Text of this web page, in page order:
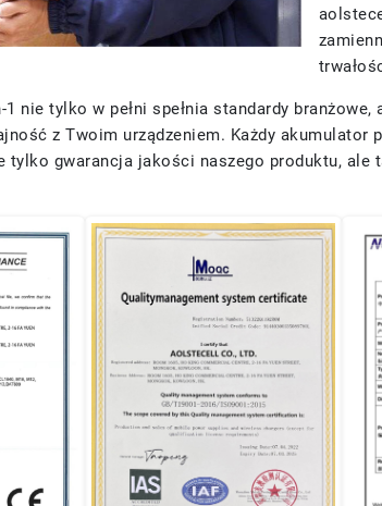
nie tylko w pełni spełnia standardy
z Twoim urządzeniem. Każdy
gwarancja jakości naszego produktu, ale